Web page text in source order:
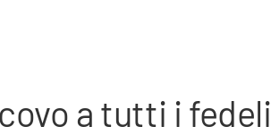
a tutti i fedeli